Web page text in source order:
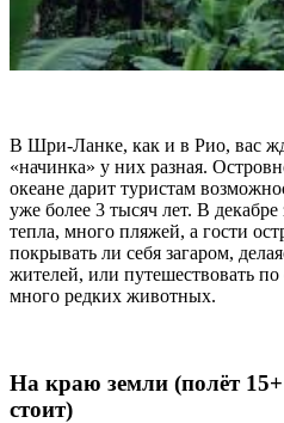
В Шри-Ланке, как и в Рио, вас
«начинка» у них разная.
океане дарит туристам
уже более 3 тысяч лет. В
тепла, много пляжей, а гости
покрывать ли себя загаром,
жителей, или путешествовать
много редких животных.
На краю земли (полёт 15+
стоит)